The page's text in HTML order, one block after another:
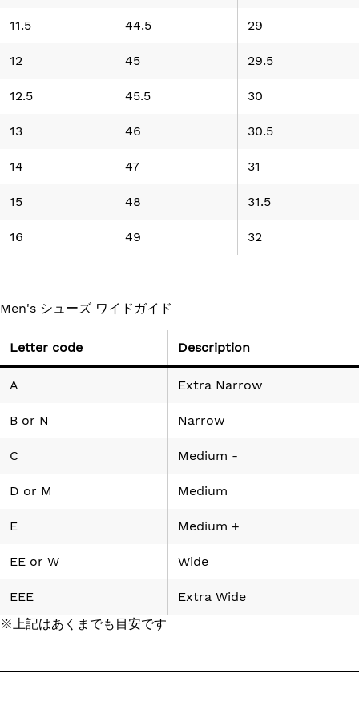
11.5 44.5 29
12 45 29.5
12.5 45.5 30
13 46 30.5
14 47 31
15 48 31.5
16 49 32
Men's シューズ ワイドガイド
Letter code Description
A Extra Narrow
B or N Narrow
C Medium -
D or M Medium
E Medium +
EE or W Wide
EEE
Extra Wide
※上記はあくまでも目安です